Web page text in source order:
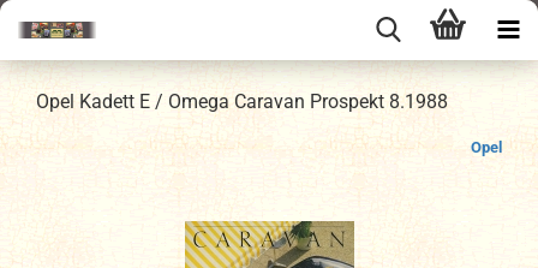
Opel Kadett E / Omega Caravan Prospekt 8.1988
Opel